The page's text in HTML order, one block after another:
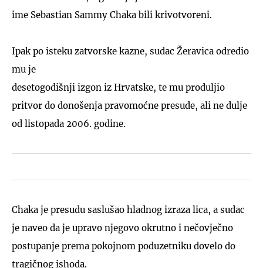
ime Sebastian Sammy Chaka bili krivotvoreni.
Ipak po isteku zatvorske kazne, sudac Žeravica odredio
mu je
desetogodišnji izgon iz Hrvatske, te mu produljio
pritvor do donošenja pravomoćne presude, ali ne dulje
od listopada 2006. godine.
Chaka je presudu saslušao hladnog izraza lica, a sudac
je naveo da je upravo njegovo okrutno i nečovječno
postupanje prema pokojnom poduzetniku dovelo do
tragičnog ishoda.